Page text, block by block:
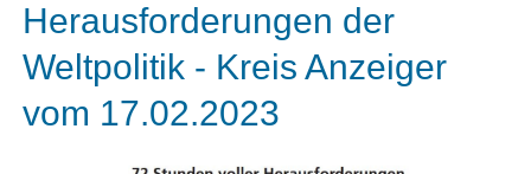
Herausforderungen der
Weltpolitik - Kreis Anzeiger
vom 17.02.2023